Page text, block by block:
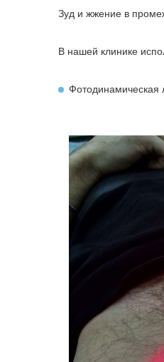
Зуд и жжение в
В нашей клинике
Фотодинамическая